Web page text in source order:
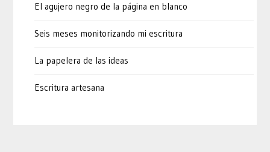
El agujero negro de la página en blanco
Seis meses monitorizando mi escritura
La papelera de las ideas
Escritura artesana